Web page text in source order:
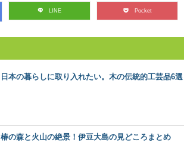
マツ（松）：知っておきたい日本の木材～そ
日本人なら知っておきたい日本の木材をご紹介するシリ
が定められているのを知っていますか？ また、あな...
LINE Pocket
日本の暮らしに取り入れたい。木の伝統的工芸品6選
椿の森と火山の絶景！伊豆大島の見どころまとめ